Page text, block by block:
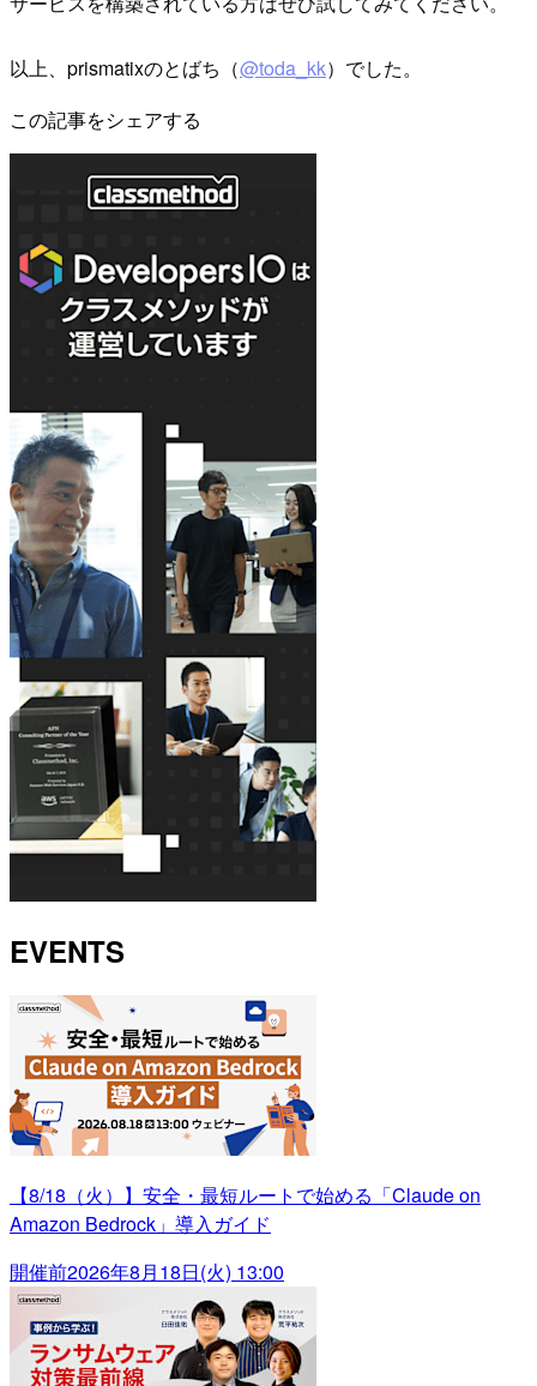
以上、prismatixのとばち（@toda_kk）でした。
この記事をシェアする
EVENTS
【8/18（火）】安全・最短ルートで始める「Claude on
Amazon Bedrock」導入ガイド
開催前2026年8月18日(火) 13:00